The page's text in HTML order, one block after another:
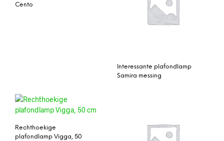
Cento
Interessante plafondlamp
Samira messing
Rechthoekige
plafondlamp Vigga, 50